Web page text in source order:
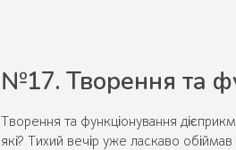
№17. Творення та
Творення та функціонування
які? Тихий вечір уже ласкаво